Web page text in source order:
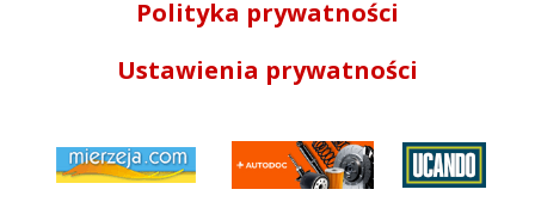
Polityka prywatności
Ustawienia prywatności